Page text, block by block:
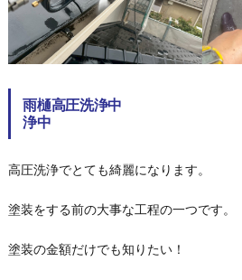
雨樋高圧洗浄中 ベ
浄中
高圧洗浄でとても綺麗になります。
塗装をする前の大事な工程の一つです。
塗装の金額だけでも知りたい！